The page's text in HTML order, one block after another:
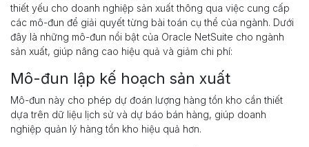
thiết yếu cho doanh nghiệp sản xuất thông qua việc cung cấp
các mô-đun để giải quyết từng bài toán cụ thể của ngành. Dưới
đây là những mô-đun nổi bật của Oracle NetSuite cho ngành
sản xuất, giúp nâng cao hiệu quả và giảm chi phí:
Mô-đun lập kế hoạch sản xuất
Mô-đun này cho phép dự đoán lượng hàng tồn kho cần thiết
dựa trên dữ liệu lịch sử và dự báo bán hàng, giúp doanh
nghiệp quản lý hàng tồn kho hiệu quả hơn.